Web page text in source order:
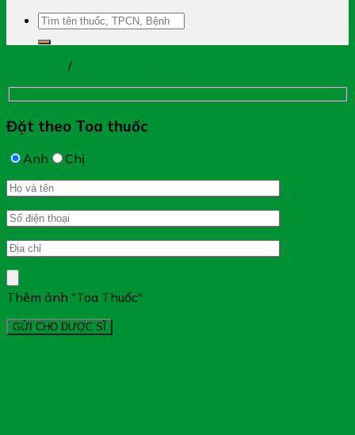
Tìm
kiếm:
/
Đặt theo Toa thuốc
Anh Chị
Thêm ảnh "Toa Thuốc"